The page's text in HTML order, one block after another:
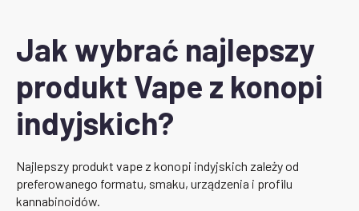
Jak wybrać najlepszy
produkt Vape z konopi
indyjskich?
Najlepszy produkt vape z konopi indyjskich zależy od
preferowanego formatu, smaku, urządzenia i profilu
kannabinoidów.